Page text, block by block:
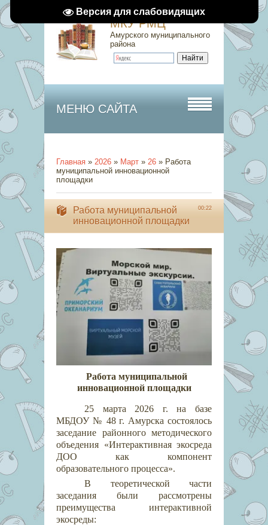
Версия для слабовидящих
МКУ РМЦ
Амурского муниципального
района
МЕНЮ САЙТА
Главная » 2026 » Март » 26 » Работа
муниципальной инновационной
площадки
00:22
Работа муниципальной
инновационной площадки
Работа муниципальной
инновационной площадки
25 марта 2026 г. на базе
МБДОУ № 48 г. Амурска состоялось
заседание районного методического
объедения «Интерактивная экосреда
ДОО как компонент
образовательного процесса».
В теоретической части
заседания были рассмотрены
преимущества интерактивной
экосреды: